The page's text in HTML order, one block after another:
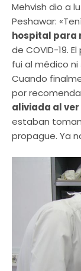
Mehvish dio a
Peshawar:
hospital para
de COVID-19.
fui al médico
Cuando
por
aliviada al
estaban
propague. Ya